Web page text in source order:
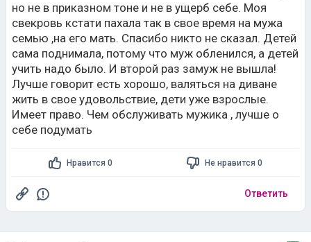
но не в приказном тоне и не в ущерб себе. Моя
свекровь кстати пахала так в свое время на мужа
семью ,на его мать. Спасибо никто не сказал. Детей
сама поднимала, потому что муж обленился, а детей
учить надо было. И второй раз замуж не вышла!
Лучше говорит есть хорошо, валяться на диване
жить в свое удовольствие, дети уже взрослые.
Имеет право. Чем обслуживать мужика , лучше о
себе подумать
Нравится 0 Не нравится 0
Ответить